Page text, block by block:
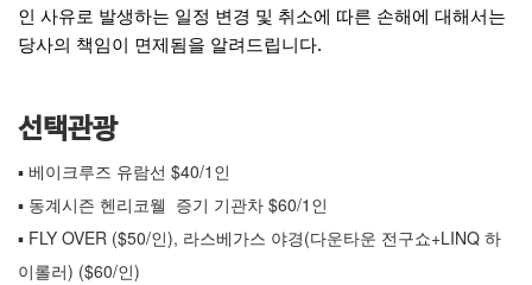
인 사유로 발생하는 일정 변경 및 취소에 따른 손해에 대해서는
당사의 책임이 면제됨을 알려드립니다.
선택관광
▪ 베이크루즈 유람선 $40/1인
▪ 동계시즌 헨리코웰 증기 기관차 $60/1인
▪ FLY OVER ($50/인), 라스베가스 야경(다운타운 전구쇼+LINQ 하
이롤러) ($60/인)